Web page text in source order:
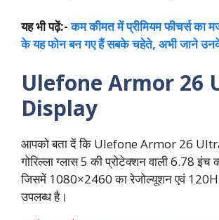
यह भी पढ़ें:-कम कीमत में प्रीमियम फीचर्स का
के यह फोन बन गए हैं सबके चहेते, अभी जाने
Ulefone Armor 26
Display
आपको बता दें कि Ulefone Armor 26 Ultra
गोरिल्ला ग्लास 5 की प्रोटेक्शन वाली 6.78 इंच
जिसमें 1080×2460 का रेजोल्यूशन एवं
उपलब्ध है।